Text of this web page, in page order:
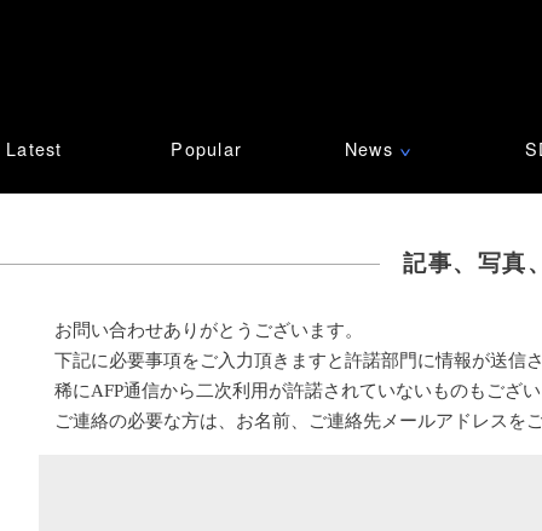
Latest Popular News ∨
記事、写真
お問い合わせありがとうございます。
下記に必要事項をご入力頂きますと許諾部門に情報が送信
稀にAFP通信から二次利用が許諾されていないものもござ
ご連絡の必要な方は、お名前、ご連絡先メールアドレスを